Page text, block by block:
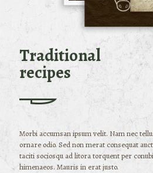
Traditional
recipes
Morbi accumsan ipsum velit. Nam nec
ornare odio. Sed non merat consequat
taciti sociosqu ad litora torquent per
himenaeos. Mauris in erat justo.